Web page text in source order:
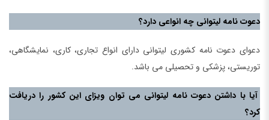
دعوت نامه لیتوانی چه انواعی دارد؟
دعوای دعوت نامه کشوری لیتوانی دارای انواع تجاری، کاری، نمایشگاهی،
توریستی، پزشکی و تحصیلی می باشد.
آیا با داشتن دعوت نامه لیتوانی می توان ویزای این کشور را دریافت
کرد؟